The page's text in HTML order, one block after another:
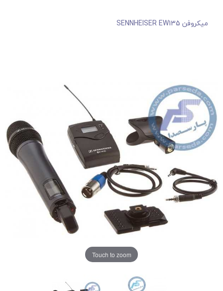
میکروفن SENNHEISER EW135
Touch to zoom